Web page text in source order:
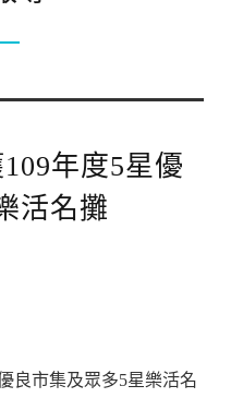
年度5星優
活名攤
良市集及眾多5星樂活名